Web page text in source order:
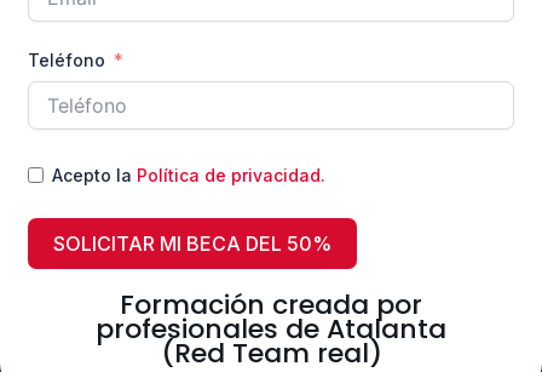
Teléfono
Acepto la Política de privacidad.
SOLICITAR MI BECA DEL 50%
Formación creada por
profesionales de Atalanta
(Red Team real)